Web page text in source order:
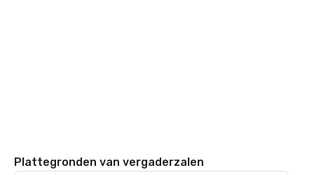
Plattegronden van vergaderzalen